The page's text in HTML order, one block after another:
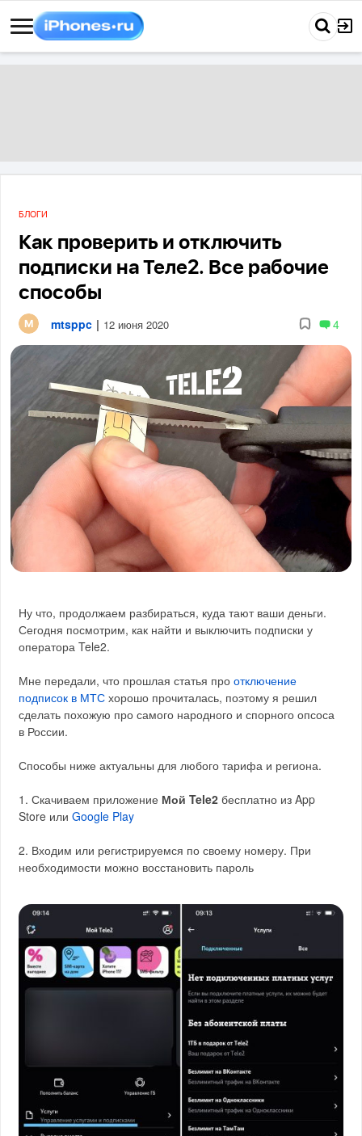
БЛОГИ
Как проверить и отключить
подписки на Теле2. Все рабочие
способы
mtsppc | 12 июня 2020 4
Ну что, продолжаем разбираться, куда тают ваши деньги.
Сегодня посмотрим, как найти и выключить подписки у
оператора Tele2.
Мне передали, что прошлая статья проотключение
подписок в МТС хорошо прочиталась, поэтому я решил
сделать похожую про самого народного и спорного опсоса
в России.
Способы ниже актуальны для любого тарифа и региона.
1. Скачиваем приложение Мой Tele2 бесплатно из App
Store илиGoogle Play
2. Входим или регистрируемся по своему номеру. При
необходимости можно восстановить пароль